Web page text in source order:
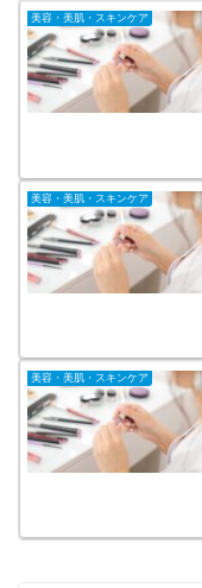
美容・美肌・スキンケア
美容・美肌・スキンケア
美容・美肌・スキンケア